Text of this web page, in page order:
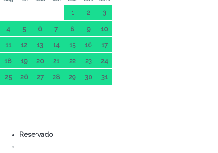
1 2 3
4 5 6 7 8 9 10
11 12 13 14 15 16 17
18 19 20 21 22 23 24
25 26 27 28 29 30 31
Reservado